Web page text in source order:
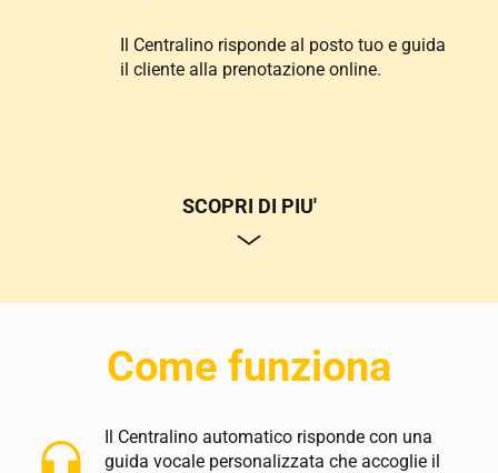
Il Centralino risponde al posto tuo e guida
il cliente alla prenotazione online.
SCOPRI DI PIU'
Come funziona
Il Centralino automatico risponde con una
guida vocale personalizzata che accoglie il